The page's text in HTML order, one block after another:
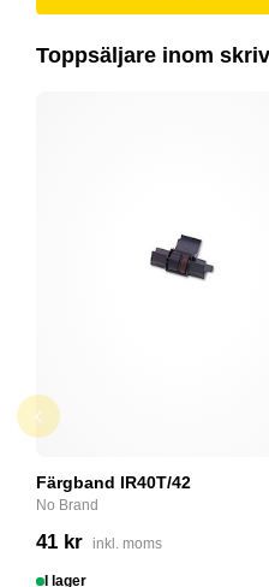
Toppsäljare inom
Färgband IR40T/42
No Brand
41 kr inkl. moms
I lager